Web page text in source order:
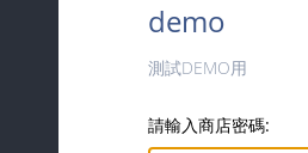
demo
測試DEMO用
請輸入商店密碼: